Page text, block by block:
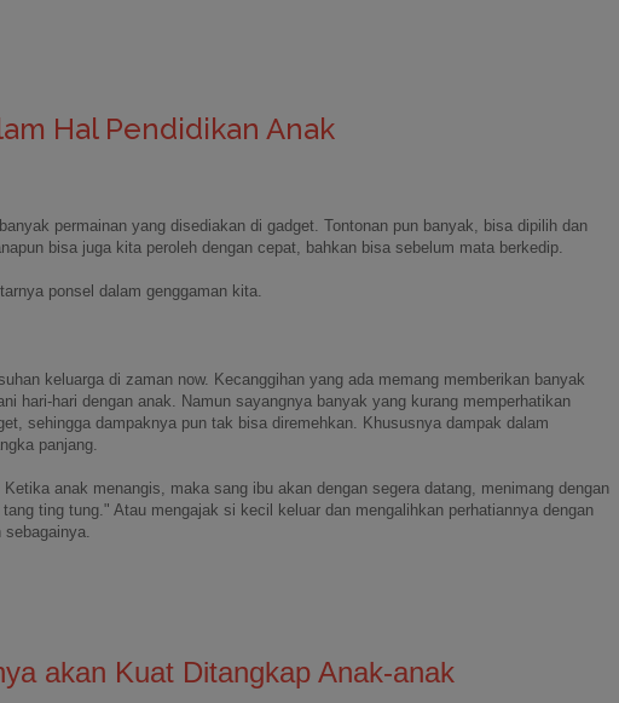
Hal Pendidikan Anak
permainan yang disediakan di gadget. Tontonan pun banyak, bisa dipilih dan
bisa juga kita peroleh dengan cepat, bahkan bisa sebelum mata berkedip.
ponsel dalam genggaman kita.
keluarga di zaman now. Kecanggihan yang ada memang memberikan banyak
hari-hari dengan anak. Namun sayangnya banyak yang kurang memperhatikan
sehingga dampaknya pun tak bisa diremehkan. Khususnya dampak dalam
panjang.
anak menangis, maka sang ibu akan dengan segera datang, menimang dengan
ting tung." Atau mengajak si kecil keluar dan mengalihkan perhatiannya dengan
akan Kuat Ditangkap Anak-anak